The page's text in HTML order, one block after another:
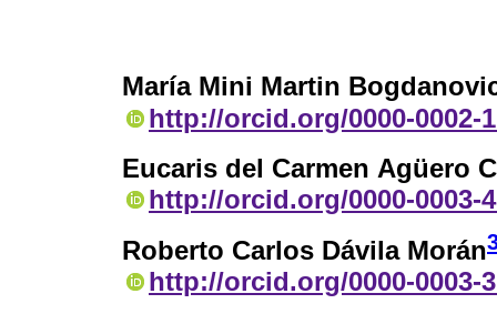
María Mini Martin
http://orcid.org/0000-0002-
Eucaris del Carmen Agüero
http://orcid.org/0000-0003-
Roberto Carlos Dávila Morán
http://orcid.org/0000-0003-